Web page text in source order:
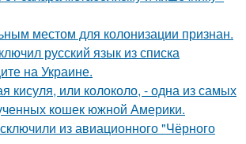
местом для колонизации признан.
русский язык из списка
на Украине.
кисуля, или колоколо, - одна из самых
кошек южной Америки.
из авиационного "Чёрного